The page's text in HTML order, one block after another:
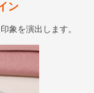
ン
象を演出します。